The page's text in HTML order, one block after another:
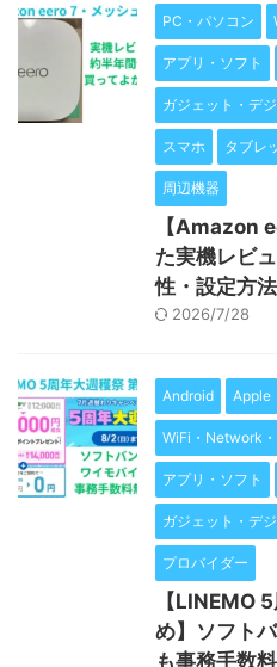
PC・パソコン
アプリ・ソフト
ガジェット・デ
スマホ タブレ
周辺機器
【Amazon
た実機レビ
性・設定方
2026/7/28
Android Apple
WiFi・Network
アプリ・ソフト
ガジェット・デ
プロバイダー
【LINEMO
め】ソフト
も事務手数